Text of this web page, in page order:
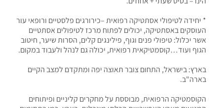
* יחידה לטיפולי אסתטיקה רפואית –כירורגים פלסטיים ורופאי עור
העוסקים באסתטיקה, יכולים לפתוח מרכז לטיפולים אסתטיים
אשר יכלול: טיפולי פנים וגוף, פילינגים קלים, הסרות שיער, חיטוב
הגוף ועוד…קוסמטיקאית רפואית, יכולה גם לנהל ולעבוד במקום.
בארץ: בישראל, התחום צובר תאוצה יפה ומתקדם למצב הקיים
בארה"ב.
הקוסמטיקה הרפואית, מבוססת על מחקרים קליניים ופיתוחים